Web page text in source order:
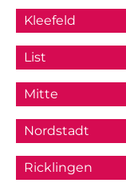
Kleefeld
List
Mitte
Nordstadt
Ricklingen